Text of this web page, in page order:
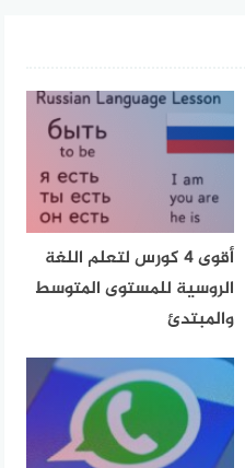
أقوى 4 كورس لتعلم اللغة
الروسية للمستوى المتوسط
والمبتدئ